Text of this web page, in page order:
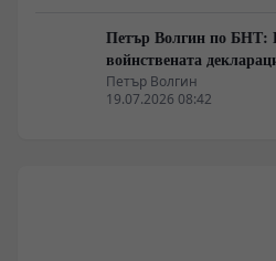
Петър Волгин по БНТ:
войнствената
Петър Волгин
19.07.2026 08:42